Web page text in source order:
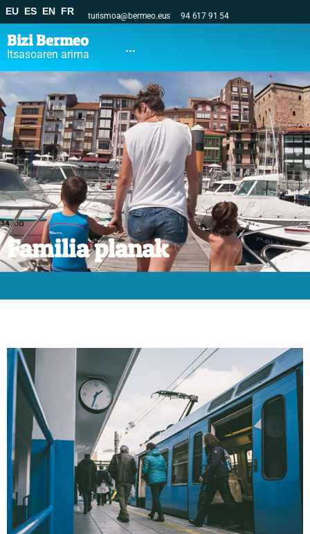
EU ES EN FR turismoa@bermeo.eus 94 617 91 54
Bizi Bermeo
Itsasoaren arima ...
Familia planak